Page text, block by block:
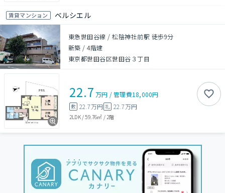
賃貸マンション ベルシエル
東急世田谷線 / 松陰神社前駅 徒歩9分
新築 /4階建
東京都世田谷区世田谷３丁目
22.7 万円 /管理費18,000円
敷 22.7万円 礼 22.7万円
2LDK/59.76㎡ / 2階